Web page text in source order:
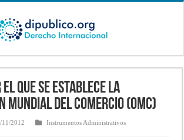
que se establece la
Mundial del Comercio (OMC)
11/2012
Instrumentos Administrativos